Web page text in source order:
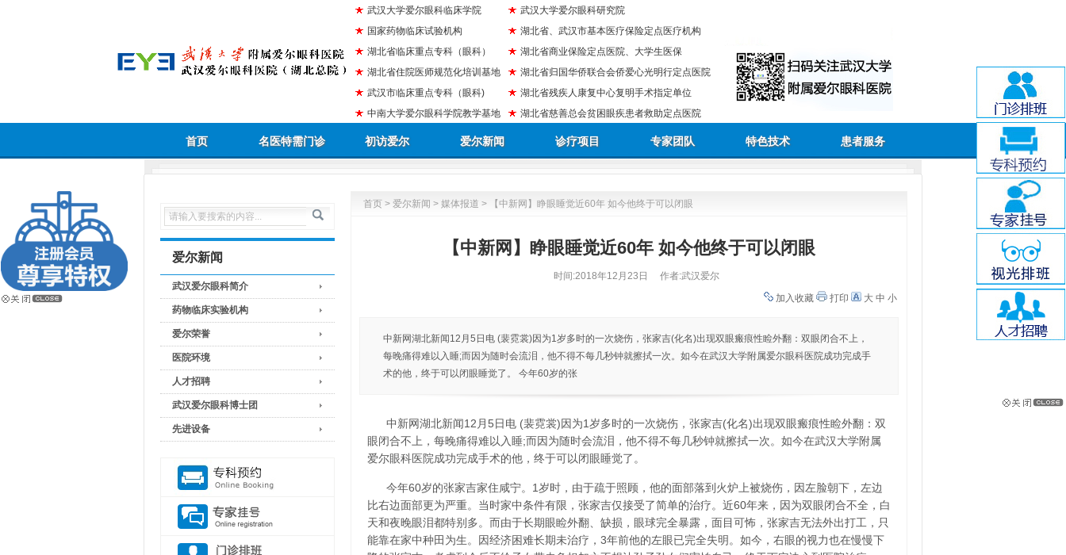
武汉大学爱尔眼科临床学院
国家药物临床试验机构
湖北省临床重点专科（眼科）
湖北省住院医师规范化培训基地
武汉市临床重点专科（眼科)
中南大学爱尔眼科学院教学基地
武汉大学爱尔眼科研究院
湖北省、武汉市基本医疗保险定点医疗机构
湖北省商业保险定点医院、大学生医保
湖北省归国华侨联合会侨爱心光明行定点医院
湖北省残疾人康复中心复明手术指定单位
湖北省慈善总会贫困眼疾患者救助定点医院
首页 名医特需门诊 初访爱尔 爱尔新闻 诊疗项目 专家团队 特色技术 患者服务
爱尔新闻
武汉爱尔眼科简介
药物临床实验机构
爱尔荣誉
医院环境
人才招聘
武汉爱尔眼科博士团
先进设备
首页 > 爱尔新闻 > 媒体报道 > 【中新网】睁眼睡觉近60年 如今他终于可以闭眼
【中新网】睁眼睡觉近60年 如今他终于可以闭眼
时间:2018年12月23日
作者:武汉爱尔
加入收藏
打印 大 中 小
中新网湖北新闻12月5日电 (裴霓裳)因为1岁多时的一次烧伤，张家吉(化名)出现双眼瘢痕性睑外翻：双眼闭合不上，
每晚痛得难以入睡;而因为随时会流泪，他不得不每几秒钟就擦拭一次。如今在武汉大学附属爱尔眼科医院成功完成手
术的他，终于可以闭眼睡觉了。 今年60岁的张
中新网湖北新闻12月5日电 (裴霓裳)因为1岁多时的一次烧伤，张家吉(化名)出现双眼瘢痕性睑外翻：双
眼闭合不上，每晚痛得难以入睡;而因为随时会流泪，他不得不每几秒钟就擦拭一次。如今在武汉大学附属
爱尔眼科医院成功完成手术的他，终于可以闭眼睡觉了。
今年60岁的张家吉家住咸宁。1岁时，由于疏于照顾，他的面部落到火炉上被烧伤，因左脸朝下，左边
比右边面部更为严重。当时家中条件有限，张家吉仅接受了简单的治疗。近60年来，因为双眼闭合不全，白
天和夜晚眼泪都特别多。而由于长期眼睑外翻、缺损，眼球完全暴露，面目可怖，张家吉无法外出打工，只
能靠在家中种田为生。因经济困难长期未治疗，3年前他的左眼已完全失明。如今，右眼的视力也在慢慢下